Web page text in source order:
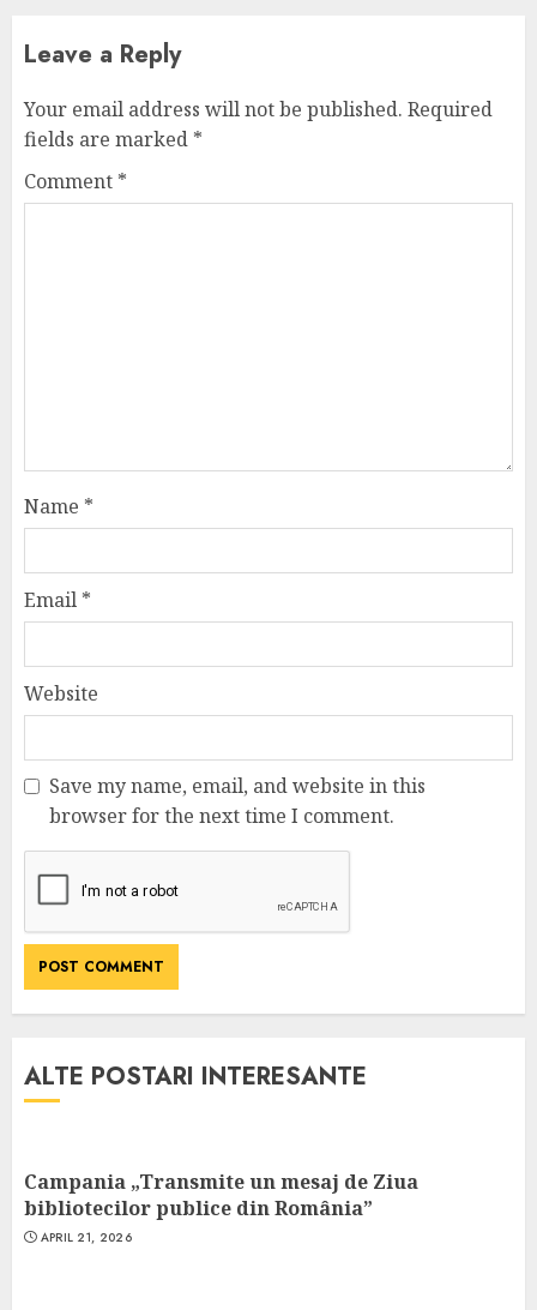
Leave a Reply
Your email address will not be published. Required
fields are marked *
Comment *
Name *
Email *
Website
Save my name, email, and website in this
browser for the next time I comment.
ALTE POSTARI INTERESANTE
Campania „Transmite un mesaj de Ziua
bibliotecilor publice din România”
APRIL 21, 2026